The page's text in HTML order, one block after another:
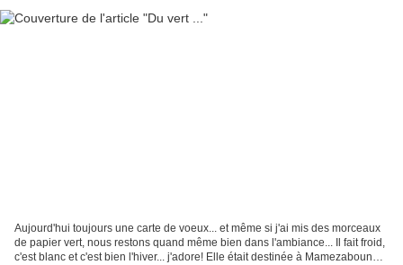
Aujourd'hui toujours une carte de voeux... et même si j'ai mis des morceaux
de papier vert, nous restons quand même bien dans l'ambiance... Il fait froid,
c'est blanc et c'est bien l'hiver... j'adore! Elle était destinée à Mamezaboune